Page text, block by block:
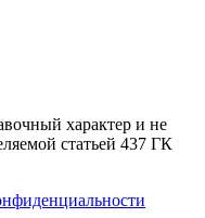
характер и не
статьей 437 ГК